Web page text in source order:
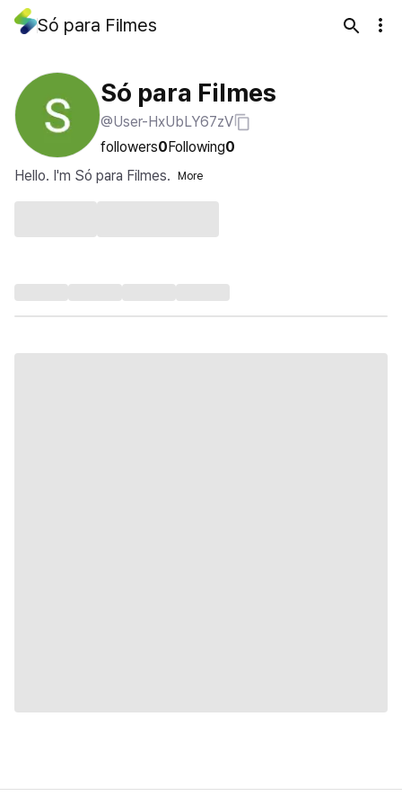
Só para Filmes
Só para Filmes
@User-HxUbLY67zV
followers0Following0
Hello. I'm Só para Filmes.
More